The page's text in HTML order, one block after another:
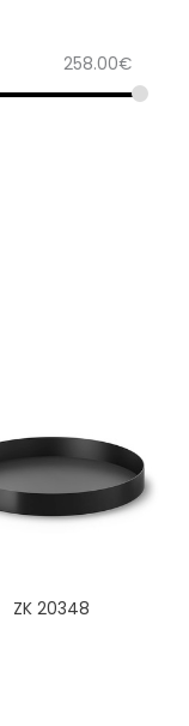
258.00€
ZK 20348